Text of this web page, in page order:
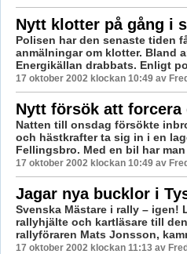
Nytt klotter på gång i
Polisen har den senaste tiden
anmälningar om klotter. Bland
Energikällan drabbats. Enligt
17 oktober 2002 klockan 10:49 av
Nytt försök att forcera
Natten till onsdag försökte
och hästkrafter ta sig in i en
Fellingsbro. Med en bil har
17 oktober 2002 klockan 10:49 av
Jagar nya bucklor i
Svenska Mästare i rally – igen!
rallyhjälte och kartläsare till
rallyföraren Mats Jonsson,
17 oktober 2002 klockan 11:13 av